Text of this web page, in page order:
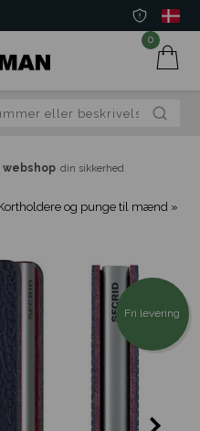
0
din sikkerhed
og punge til mænd »
Fri levering